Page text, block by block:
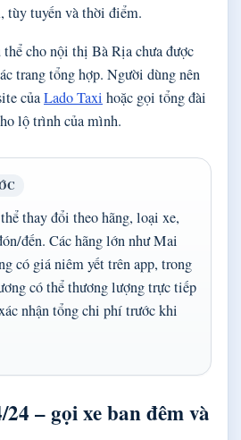
tùy tuyến và thời điểm.
cho nội thị Bà Rịa chưa được
trang tổng hợp. Người dùng nên
củaLado Taxi hoặc gọi tổng đài
lộ trình của mình.
thay đổi theo hãng, loại xe,
đến. Các hãng lớn như Mai
có giá niêm yết trên app, trong
có thể thương lượng trực tiếp
nhận tổng chi phí trước khi
– gọi xe ban đêm và